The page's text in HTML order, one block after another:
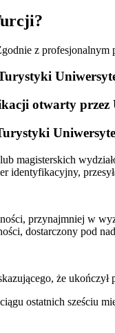
z
otwarty przez
magisterskich
identyfikacyjny,
przynajmniej w
dostarczony pod
że ukończył
ostatnich sześciu